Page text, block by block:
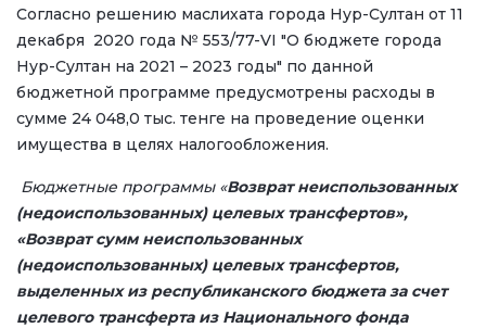
Согласно решению маслихата города Нур-Султан от 11
декабря 2020 года № 553/77-VI "О бюджете города
Нур-Султан на 2021 – 2023 годы" по данной
бюджетной программе предусмотрены расходы в
сумме 24 048,0 тыс. тенге на проведение оценки
имущества в целях налогообложения.
Бюджетные программы «Возврат неиспользованных
(недоиспользованных) целевых трансфертов»,
«Возврат сумм неиспользованных
(недоиспользованных) целевых трансфертов,
выделенных из республиканского бюджета за счет
целевого трансферта из Национального фонда